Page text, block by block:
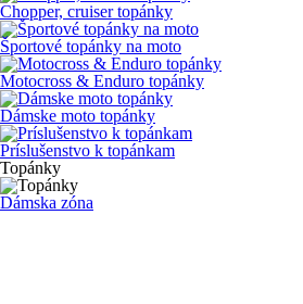
Chopper, cruiser topánky
Športové topánky na moto
Motocross & Enduro topánky
Dámske moto topánky
Príslušenstvo k topánkam
Topánky
Dámska zóna